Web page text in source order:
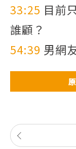
33:25 目前
誰顧？
54:39 男網